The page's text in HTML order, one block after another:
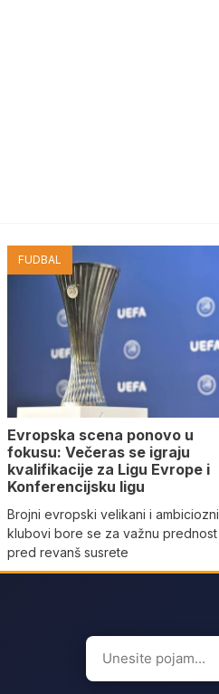
FUDBAL
Evropska scena ponovo u
fokusu: Večeras se igraju
kvalifikacije za Ligu Evrope i
Konferencijsku ligu
Brojni evropski velikani i ambiciozni
klubovi bore se za važnu prednost
pred revanš susrete
Search
for: